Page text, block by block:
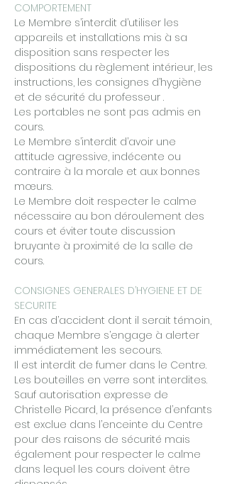
COMPORTEMENT
Le Membre s’interdit d’utiliser les
appareils et installations mis à sa
disposition sans respecter les
dispositions du règlement intérieur, les
instructions, les consignes d’hygiène
et de sécurité du professeur .
Les portables ne sont pas admis en
cours.
Le Membre s’interdit d’avoir une
attitude agressive, indécente ou
contraire à la morale et aux bonnes
mœurs.
Le Membre doit respecter le calme
nécessaire au bon déroulement des
cours et éviter toute discussion
bruyante à proximité de la salle de
cours.
CONSIGNES GENERALES D’HYGIENE ET DE
SECURITE
En cas d’accident dont il serait témoin,
chaque Membre s’engage à alerter
immédiatement les secours.
Il est interdit de fumer dans le Centre.
Les bouteilles en verre sont interdites.
Sauf autorisation expresse de
Christelle Picard, la présence d’enfants
est exclue dans l’enceinte du Centre
pour des raisons de sécurité mais
également pour respecter le calme
dans lequel les cours doivent être